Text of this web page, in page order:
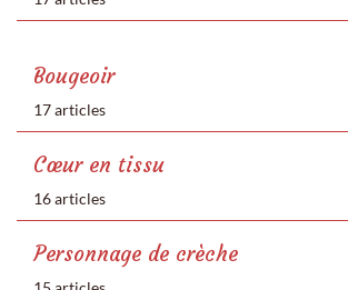
Bougeoir
17 articles
Cœur en tissu
16 articles
Personnage de crèche